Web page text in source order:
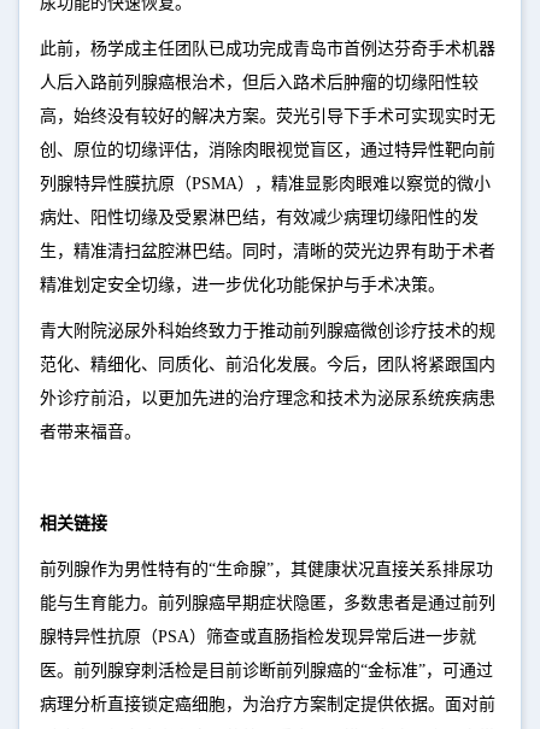
此前，杨学成主任团队已成功完成青岛市首例达芬奇手术机器
人后入路前列腺癌根治术，但后入路术后肿瘤的切缘阳性较
高，始终没有较好的解决方案。荧光引导下手术可实现实时无
创、原位的切缘评估，消除肉眼视觉盲区 ，通过特异性靶向前
列腺特异性膜抗原（PSMA），精准显影肉眼难以察觉的微小
病灶、阳性切缘及受累淋巴结，有效减少病理切缘阳性的发
生，精准清扫盆腔淋巴结。同时，清晰的荧光边界有助于术者
精准划定安全切缘， 进一步优化功能保护与手术决策。
青大附院泌尿外科始终致力于推动前列腺癌微创诊疗技术的规
范化、精细化、同质化、前沿化发展。今后，团队将紧跟国内
外诊疗前沿，以更加先进的治疗理念和技术为泌尿系统疾病患
者带来福音。
相关链接
前列腺作为男性特有的“生命腺”，其健康状况直接关系排尿功
能与生育能力。前列腺癌早期症状隐匿，多数患者是通过前列
腺特异性抗原（PSA）筛查或直肠指检发现异常后进一步就
医。前列腺穿刺活检是目前诊断前列腺癌的“金标准”，可通过
病理分析直接锁定癌细胞，为治疗方案制定提供依据。面对前